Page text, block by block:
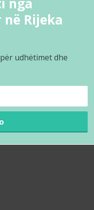
Rijeka
udhëtimet dhe